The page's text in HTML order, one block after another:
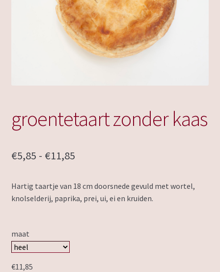
groentetaart zonder kaas
€5,85 - €11,85Prijsklasse:
tot
Hartig taartje van 18 cm doorsnede gevuld met wortel,
knolselderij, paprika, prei, ui, ei en kruiden.
maat
€11,85